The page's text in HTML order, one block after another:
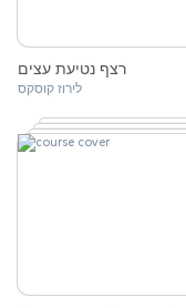
רצף נטיעת עצים
לירוז קוסקס